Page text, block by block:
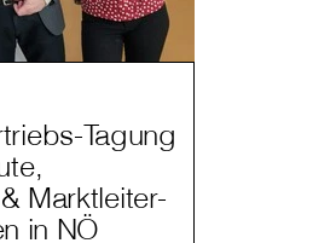
Tagung
Marktleiter-
in NÖ